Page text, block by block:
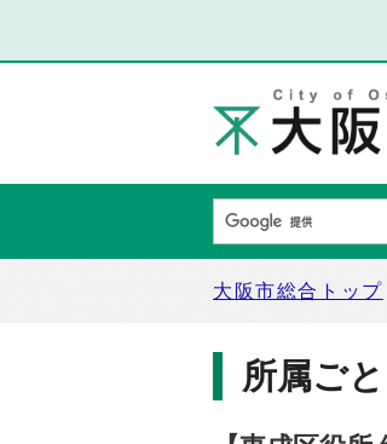
大阪市総合トップ
所属ご